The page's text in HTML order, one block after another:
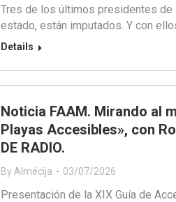
Tres de los últimos presidentes de
estado, están imputados. Y con
Details
Noticia FAAM. Mirando al
Playas Accesibles», con
DE RADIO.
By Almécija 03/07/2026
Presentación de la XIX Guía de